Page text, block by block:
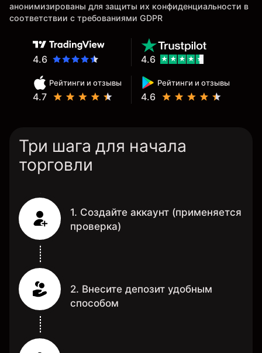
анонимизированы для защиты их конфиденциальности в
соответствии с требованиями GDPR
4.6
Рейтинги и отзывы
4.7
Рейтинги и отзывы
4.6
4.6
Три шага для начала
торговли
1. Создайте аккаунт (применяется
проверка)
2. Внесите депозит удобным
способом